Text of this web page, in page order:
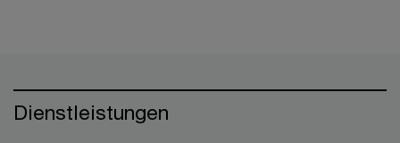
Dienstleistungen